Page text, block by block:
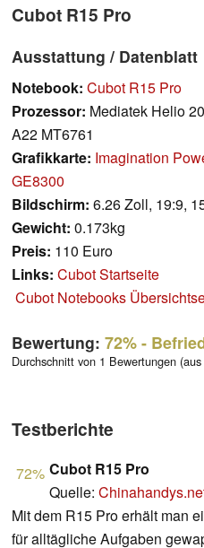
Cubot R15 Pro
Ausstattung / Datenblatt
Notebook: Cubot R15 Pro
Prozessor: Mediatek Helio
A22 MT6761
Grafikkarte: Imagination
GE8300
Bildschirm: 6.26 Zoll, 19:9,
Gewicht: 0.173kg
Preis: 110 Euro
Links: Cubot Startseite
Cubot Notebooks
Bewertung: 72%-
Durchschnitt von 1 Bewertungen
Testberichte
72% Cubot R15 Pro
Quelle:
Mit dem R15 Pro erhält man
für alltägliche Aufgaben